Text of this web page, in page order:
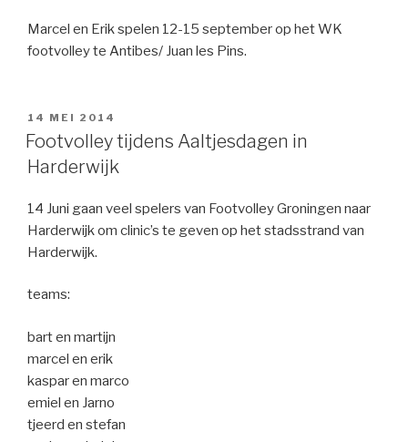
Marcel en Erik spelen 12-15 september op het WK
footvolley te Antibes/ Juan les Pins.
GEPLAATST
OP
14 MEI 2014
Footvolley tijdens Aaltjesdagen in
Harderwijk
14 Juni gaan veel spelers van Footvolley Groningen naar
Harderwijk om clinic’s te geven op het stadsstrand van
Harderwijk.
teams:
bart en martijn
marcel en erik
kaspar en marco
emiel en Jarno
tjeerd en stefan